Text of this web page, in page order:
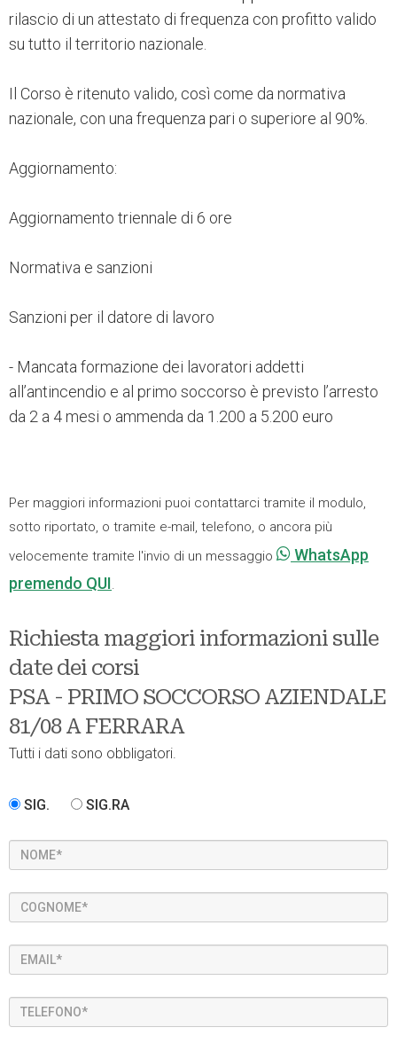
rilascio di un attestato di frequenza con profitto valido
su tutto il territorio nazionale.
Il Corso è ritenuto valido, così come da normativa
nazionale, con una frequenza pari o superiore al 90%.
Aggiornamento:
Aggiornamento triennale di 6 ore
Normativa e sanzioni
Sanzioni per il datore di lavoro
- Mancata formazione dei lavoratori addetti
all’antincendio e al primo soccorso è previsto l’arresto
da 2 a 4 mesi o ammenda da 1.200 a 5.200 euro
Per maggiori informazioni puoi contattarci tramite il modulo,
sotto riportato, o tramite e-mail, telefono, o ancora più
velocemente tramite l'invio di un messaggio
WhatsApp
premendo QUI.
Richiesta maggiori informazioni sulle
date dei corsi
PSA - PRIMO SOCCORSO AZIENDALE
81/08 A FERRARA
Tutti i dati sono obbligatori.
SIG. SIG.RA